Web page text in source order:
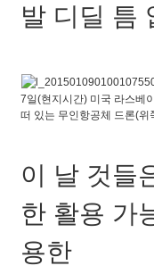
발 디딜 틈
7일(현지시간) 미국 라스베
떠 있는 무인항공체 드론(
이 날 것들
한 활용 가
용한